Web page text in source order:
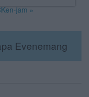
jam »
Evenemang